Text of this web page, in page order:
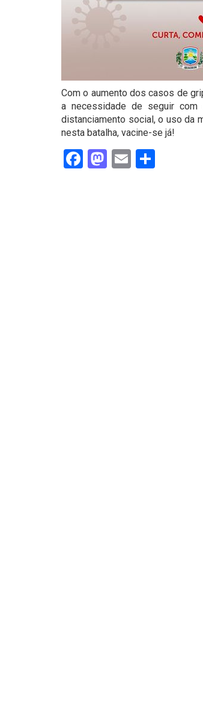
Com o aumento dos casos de
a necessidade de seguir com
distanciamento social, o uso da
nesta batalha, vacine-se já!
Facebook
Mastodon
Email